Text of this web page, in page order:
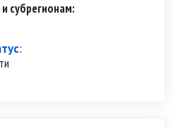
субрегионам:
: